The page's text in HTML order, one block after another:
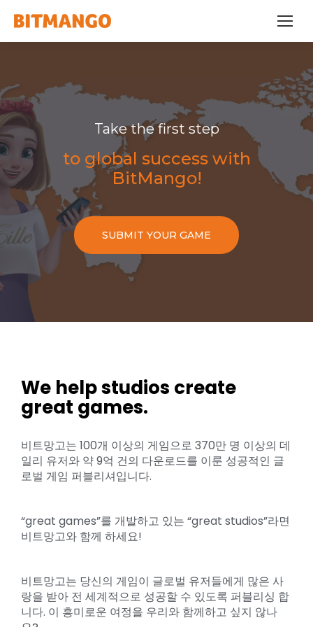
Take the first step
to global success with
BitMango!
SUBMIT YOUR GAME
We help studios create
great games.
비트망고는 100개 이상의 게임으로 370만 명 이상의 데
일리 유저와 약 9억 건의 다운로드를 이룬 성공적인 글
로벌 게임 퍼블리셔입니다.
“great games”를 개발하고 있는 “great studios”라면
비트망고와 함께 하세요!
비트망고는 당신의 게임이 글로벌 유저들에게 많은 사
랑을 받아 전 세계적으로 성공할 수 있도록 퍼블리싱 합
니다. 이 흥미로운 여정을 우리와 함께하고 싶지 않나